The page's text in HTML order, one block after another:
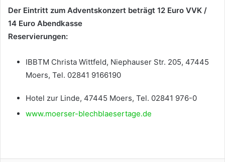
Der Eintritt zum Adventskonzert beträgt 12 Euro VVK /
14 Euro Abendkasse
Reservierungen:
IBBTM Christa Wittfeld, Niephauser Str. 205, 47445
Moers, Tel. 02841 9166190
Hotel zur Linde, 47445 Moers, Tel. 02841 976-0
www.moerser-blechblaesertage.de